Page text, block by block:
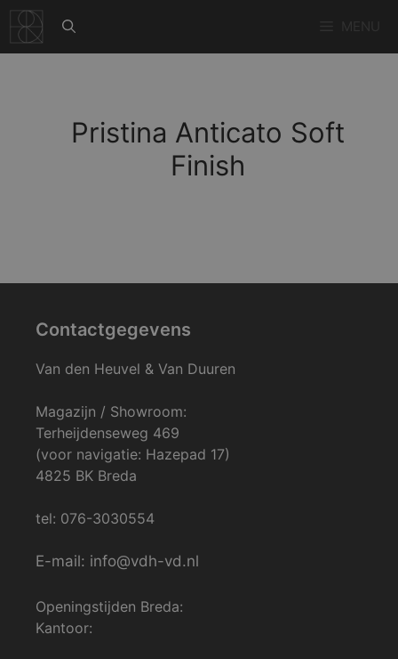
naar
de
Pristina Anticato Soft
Finish
Contactgegevens
Van den Heuvel & Van Duuren
Magazijn / Showroom:
Terheijdenseweg 469
(voor navigatie: Hazepad 17)
4825 BK Breda
tel: 076-3030554
E-mail: info@vdh-vd.nl
Openingstijden Breda:
Kantoor: